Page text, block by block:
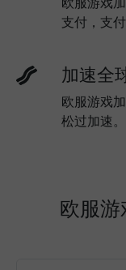
支付，支
加速全
欧服游戏
松过加速
欧服